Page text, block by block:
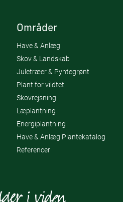
Områder
Have & Anlæg
Skov & Landskab
Juletræer & Pyntegrønt
Plant for vildtet
Skovrejsning
Læplantning
Energiplantning
Have & Anlæg Plantekatalog
Referencer